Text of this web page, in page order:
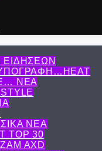
ΕΙΔΗΣΕΩΝ
ΝΕΑ
ΝΕΑ
TOP 30
AXD